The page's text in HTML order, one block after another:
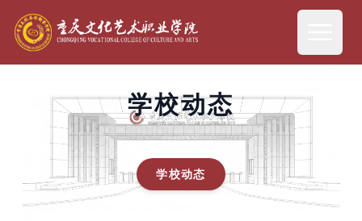
学校动态
学校动态